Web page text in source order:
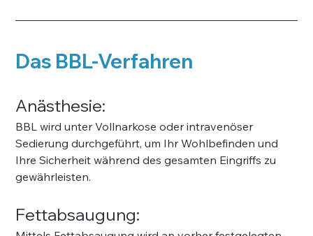
Das BBL-Verfahren
Anästhesie:
BBL wird unter Vollnarkose oder intravenöser
Sedierung durchgeführt, um Ihr Wohlbefinden und
Ihre Sicherheit während des gesamten Eingriffs zu
gewährleisten.
Fettabsaugung: